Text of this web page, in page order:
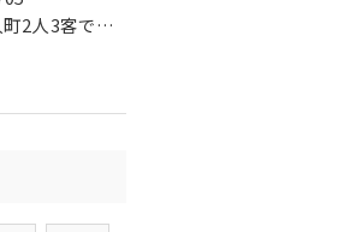
高知市唐人町2人3客です🌿